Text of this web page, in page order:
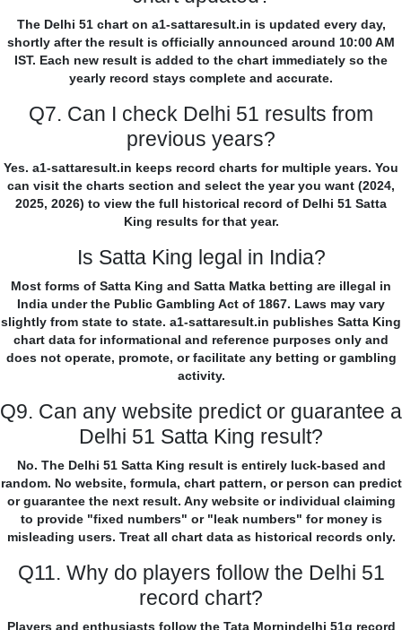
The Delhi 51 chart on a1-sattaresult.in is updated every day,
shortly after the result is officially announced around 10:00 AM
IST. Each new result is added to the chart immediately so the
yearly record stays complete and accurate.
Q7. Can I check Delhi 51 results from
previous years?
Yes. a1-sattaresult.in keeps record charts for multiple years. You
can visit the charts section and select the year you want (2024,
2025, 2026) to view the full historical record of Delhi 51 Satta
King results for that year.
Is Satta King legal in India?
Most forms of Satta King and Satta Matka betting are illegal in
India under the Public Gambling Act of 1867. Laws may vary
slightly from state to state. a1-sattaresult.in publishes Satta King
chart data for informational and reference purposes only and
does not operate, promote, or facilitate any betting or gambling
activity.
Q9. Can any website predict or guarantee a
Delhi 51 Satta King result?
No. The Delhi 51 Satta King result is entirely luck-based and
random. No website, formula, chart pattern, or person can predict
or guarantee the next result. Any website or individual claiming
to provide "fixed numbers" or "leak numbers" for money is
misleading users. Treat all chart data as historical records only.
Q11. Why do players follow the Delhi 51
record chart?
Players and enthusiasts follow the Tata Mornindelhi 51g record